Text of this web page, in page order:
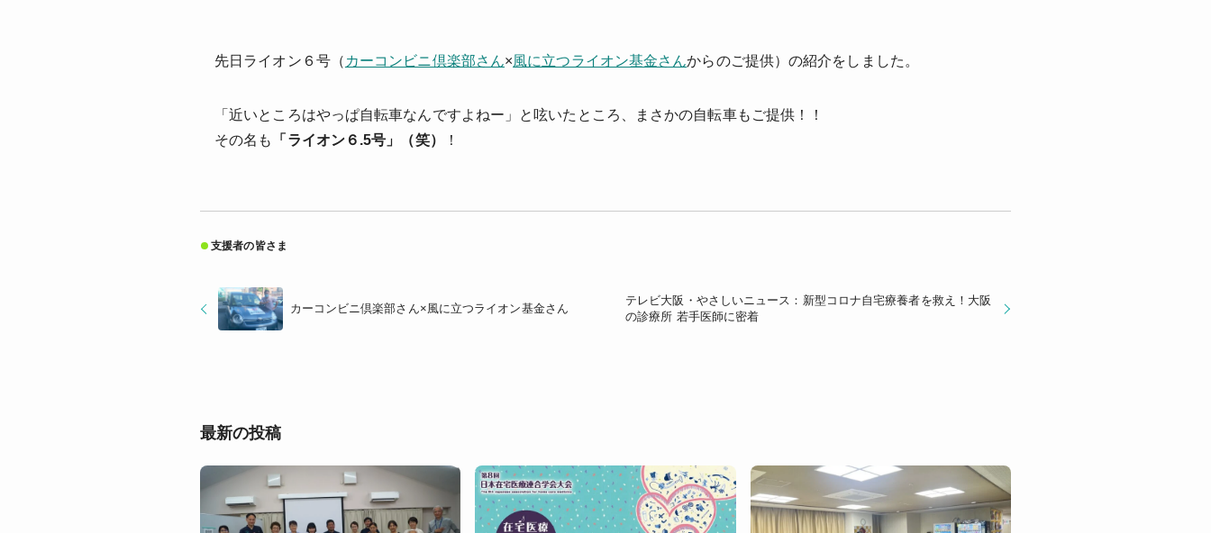
先日ライオン６号（ カーコンビニ倶楽部さん×風に立つライオン基金さんからのご提供）の紹介をしました。
「近いところはやっぱ自転車なんですよねー」と呟いたところ、まさかの自転車もご提供！！
その名も
「ライオン６.5号」（笑） ！
支援者の皆さま
カーコンビニ倶楽部さん×風に立つライオン基金さん
テレビ大阪・やさしいニュース：新型コロナ自宅療養者を救え！大阪
の診療所 若手医師に密着
最新の投稿